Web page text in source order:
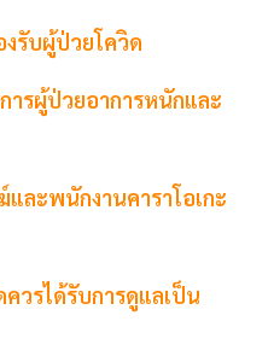
งรับผู้ป่วยโควิด
ารผู้ป่วยอาการหนักและ
ละพนักงานคาราโอเกะ
วรได้รับการดูแลเป็น